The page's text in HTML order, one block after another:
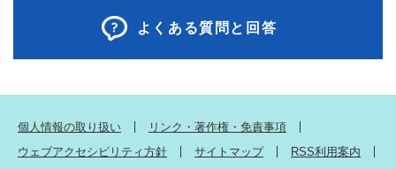
よくある質問と回答
個人情報の取り扱い
リンク・著作権・免責事項
ウェブアクセシビリティ方針
サイトマップ
RSS利用案内